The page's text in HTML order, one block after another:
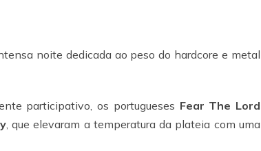
noite dedicada ao peso do hardcore e metal
participativo, os portugueses Fear The Lord
, que elevaram a temperatura da plateia com uma